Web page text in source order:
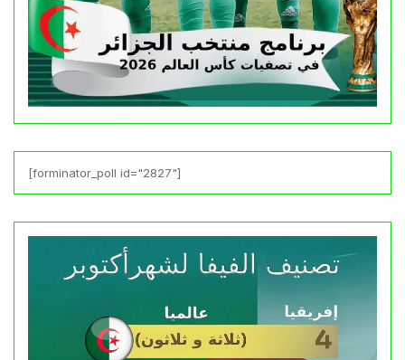
[forminator_poll id="2827"]